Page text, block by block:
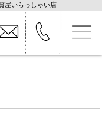
屋いらっしゃい店